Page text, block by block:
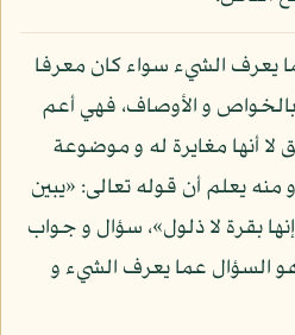
يعرف الشيء سواء كان معرفا
بالخواص و الأوصاف، فهي أعم
أنها مغايرة له و موضوعة
يعلم أن قوله تعالى: «يبين
بقرة لا ذلول»، سؤال و جواب
السؤال عما يعرف الشيء و